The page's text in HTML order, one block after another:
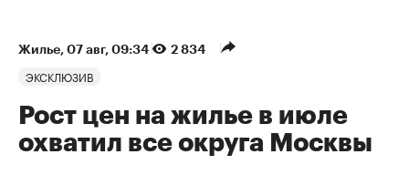
Жилье⁠, 07 авг, 09:34 2 834
ЭКСКЛЮЗИВ
Рост цен на жилье в июле
охватил все округа Москвы